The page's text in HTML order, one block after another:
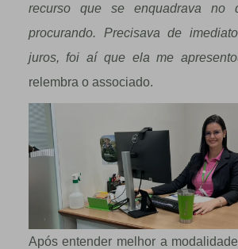
recurso que se enquadrava no
procurando. Precisava de
juros, foi aí que ela me
relembra o associado.
Após entender melhor a